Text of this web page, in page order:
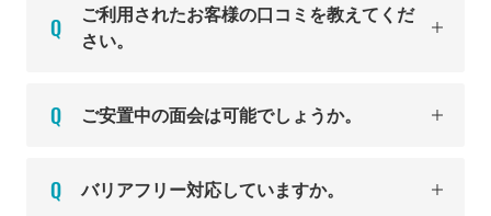
ご利用されたお客様の口コミを教えてくだ
さい。
ご安置中の面会は可能でしょうか。
バリアフリー対応していますか。